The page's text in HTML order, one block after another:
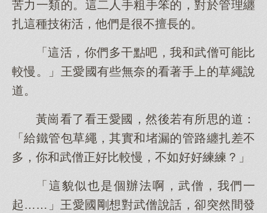
苦力一類的。這二人手粗手笨的，對於管理纏
扎這種技術活，他們是很不擅長的。
「這活，你們多干點吧，我和武僧可能比
較慢。」王愛國有些無奈的看著手上的草繩說
道。
黃崗看了看王愛國，然後若有所思的道：
「給鐵管包草繩，其實和堵漏的管路纏扎差不
多，你和武僧正好比較慢，不如好好練練？」
「這貌似也是個辦法啊，武僧，我們一
起……」王愛國剛想對武僧說話，卻突然間發